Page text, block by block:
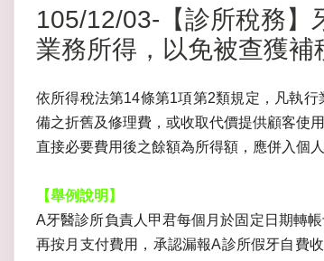
105/12/03-【診所稅務】
業務所得，以免被查獲補
依所得稅法第14條第1項第2類規定，凡執
備之折舊及修理費，或收取代價提供顧客使
直接必要費用後之餘額為所得額，應併入個
【舉例說明】
A牙醫診所負責人甲君每個月於固定日期轉
再按月支付費用，承認漏報A診所假牙自費